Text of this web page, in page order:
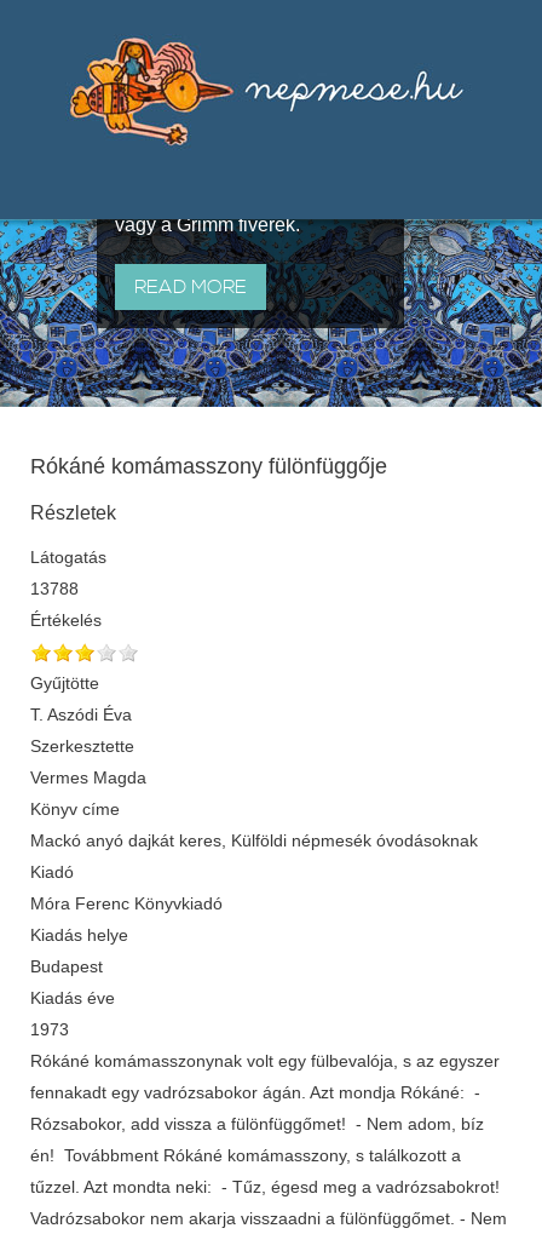
útján terjedő elbeszélésekből,
melyeket olyan ismert gyűjtők
állítottak össze, mint Benedek
vagy a Grimm fivérek.
READ MORE
Rókáné komámasszony fülönfüggője
Részletek
Látogatás
13788
Értékelés
Gyűjtötte
T. Aszódi Éva
Szerkesztette
Vermes Magda
Könyv címe
Mackó anyó dajkát keres, Külföldi népmesék óvodásoknak
Kiadó
Móra Ferenc Könyvkiadó
Kiadás helye
Budapest
Kiadás éve
1973
Rókáné komámasszonynak volt egy fülbevalója, s az egyszer
fennakadt egy vadrózsabokor ágán. Azt mondja Rókáné: -
Rózsabokor, add vissza a fülönfüggőmet! - Nem adom, bíz
én! Továbbment Rókáné komámasszony, s találkozott a
tűzzel. Azt mondta neki: - Tűz, égesd meg a vadrózsabokrot!
Vadrózsabokor nem akarja visszaadni a fülönfüggőmet. - Nem